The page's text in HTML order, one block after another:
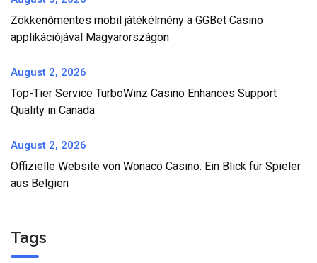
Zökkenőmentes mobil játékélmény a GGBet Casino
applikációjával Magyarországon
August 2, 2026
Top-Tier Service TurboWinz Casino Enhances Support
Quality in Canada
August 2, 2026
Offizielle Website von Wonaco Casino: Ein Blick für Spieler
aus Belgien
Tags